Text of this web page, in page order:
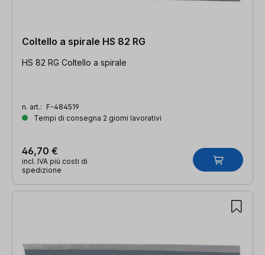
Coltello a spirale HS 82 RG
HS 82 RG Coltello a spirale
n. art.: F-484519
Tempi di consegna 2 giorni lavorativi
46,70 €
incl. IVA più costi di
spedizione